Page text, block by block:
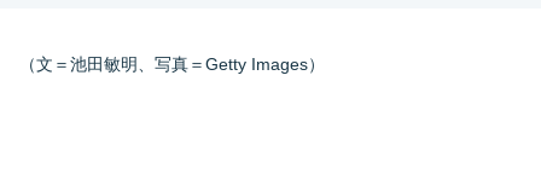
（文＝池田敏明、写真＝Getty Images）